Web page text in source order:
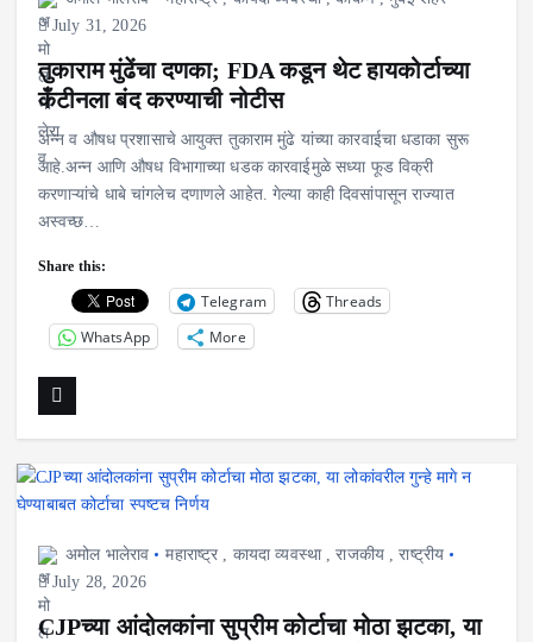
July 31, 2026
तुकाराम मुंढेंचा दणका; FDA कडून थेट हायकोर्टाच्या
कँटीनला बंद करण्याची नोटीस
अन्न व औषध प्रशासाचे आयुक्त तुकाराम मुंढे यांच्या कारवाईचा धडाका सुरू
आहे.अन्न आणि औषध विभागाच्या धडक कारवाईमुळे सध्या फूड विक्री
करणाऱ्यांचे धाबे चांगलेच दणाणले आहेत. गेल्या काही दिवसांपासून राज्यात
अस्वच्छ…
Share this:
Telegram
Threads
WhatsApp
More
अमोल भालेराव महाराष्ट्र , कायदा व्यवस्था,राजकीय ,राष्ट्रीय
July 28, 2026
CJPच्या आंदोलकांना सुप्रीम कोर्टाचा मोठा झटका, या